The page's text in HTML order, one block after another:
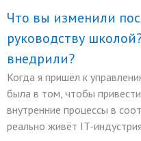
Что вы изменили
руководству
внедрили?
Когда я пришёл к
была в том, чтобы
внутренние процессы в
реально живёт IT-